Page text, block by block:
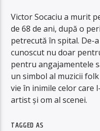
Victor Socaciu a murit
de 68 de ani, după o
petrecută în spital. De-
cunoscut nu doar
pentru angajamentele
un simbol al muzicii
vie în inimile celor care
artist și om al scenei.
TAGGED AS